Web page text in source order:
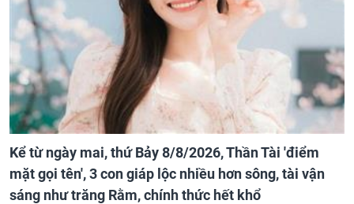
Kể từ ngày mai, thứ Bảy 8/8/2026, Thần Tài 'điểm
mặt gọi tên', 3 con giáp lộc nhiều hơn sông, tài vận
sáng như trăng Rằm, chính thức hết khổ